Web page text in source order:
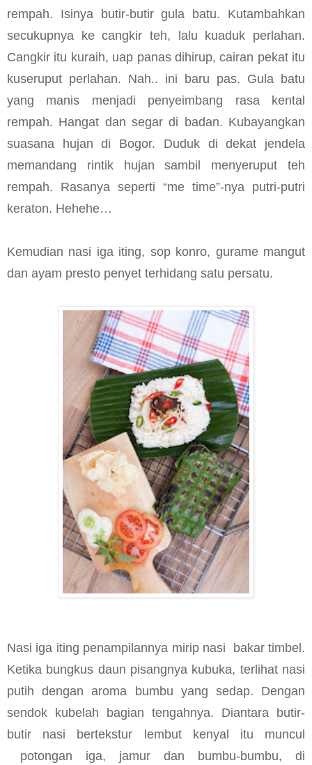
rempah. Isinya butir-butir gula batu. Kutambahkan
secukupnya ke cangkir teh, lalu kuaduk perlahan.
Cangkir itu kuraih, uap panas dihirup, cairan pekat itu
kuseruput perlahan. Nah.. ini baru pas. Gula batu
yang manis menjadi penyeimbang rasa kental
rempah. Hangat dan segar di badan. Kubayangkan
suasana hujan di Bogor. Duduk di dekat jendela
memandang rintik hujan sambil menyeruput teh
rempah. Rasanya seperti “me time”-nya putri-putri
keraton. Hehehe…
Kemudian nasi iga iting, sop konro, gurame mangut
dan ayam presto penyet terhidang satu persatu.
Nasi iga iting penampilannya mirip nasi
bakar timbel.
Ketika bungkus daun pisangnya kubuka, terlihat nasi
putih dengan aroma bumbu yang sedap. Dengan
sendok kubelah bagian tengahnya. Diantara butir-
butir nasi bertekstur lembut kenyal itu muncul
potongan iga, jamur dan bumbu-bumbu, di